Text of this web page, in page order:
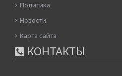
Политика
Новости
Карта сайта
КОНТАКТЫ